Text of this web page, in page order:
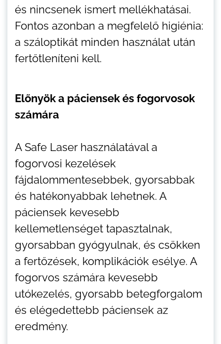
és nincsenek ismert mellékhatásai.
Fontos azonban a megfelelő higiénia:
a száloptikát minden használat után
fertőtleníteni kell.
Előnyök a páciensek és fogorvosok
számára
A Safe Laser használatával a
fogorvosi kezelések
fájdalommentesebbek, gyorsabbak
és hatékonyabbak lehetnek. A
páciensek kevesebb
kellemetlenséget tapasztalnak,
gyorsabban gyógyulnak, és csökken
a fertőzések, komplikációk esélye. A
fogorvos számára kevesebb
utókezelés, gyorsabb betegforgalom
és elégedettebb páciensek az
eredmény.